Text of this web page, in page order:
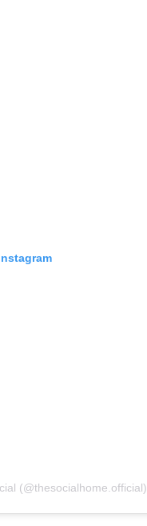
(@thesocialhome.official)